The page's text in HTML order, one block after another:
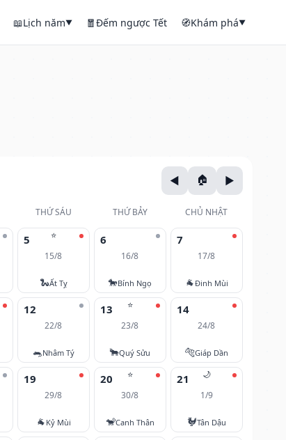
📖Lịch năm▼ 🧧Đếm ngược Tết 🧭Khám phá▼
THỨ SÁU THỨ BẢY
CHỦ NHẬT
⭐
5
15/8
🐍Ất Tỵ
6
16/8
🐎Bính Ngọ
7
17/8
🐐Đinh Mùi
12
22/8
🐀Nhâm Tý
⭐
13
23/8
🐂Quý Sửu
14
24/8
🐅Giáp Dần
19
29/8
🐐 Kỷ Mùi
⭐
20
30/8
🐒Canh Thân
🌙
21
1/9
🐓Tân Dậu